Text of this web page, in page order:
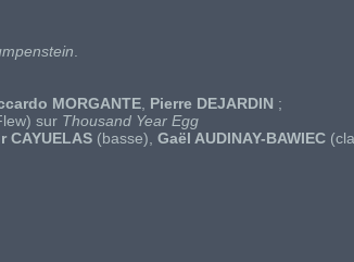
MORGANTE Pierre DEJARDIN ;
sur Thousand Year Egg
CAYUELAS (basse), Gaël AUDINAY-BAWIEC